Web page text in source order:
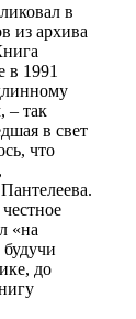
в
из архива
в 1991
– так
в свет
что
«на
до